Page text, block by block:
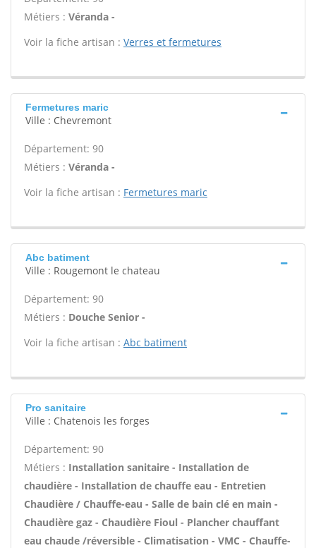
Métiers : Véranda -
Voir la fiche artisan : Verres et fermetures
Fermetures maric
Ville : Chevremont
Département: 90
Métiers : Véranda -
Voir la fiche artisan : Fermetures maric
Abc batiment
Ville : Rougemont le chateau
Département: 90
Métiers : Douche Senior -
Voir la fiche artisan : Abc batiment
Pro sanitaire
Ville : Chatenois les forges
Département: 90
Métiers : Installation sanitaire - Installation de
chaudière - Installation de chauffe eau - Entretien
Chaudière / Chauffe-eau - Salle de bain clé en main -
Chaudière gaz - Chaudière Fioul - Plancher chauffant
eau chaude /réversible - Climatisation - VMC - Chauffe-